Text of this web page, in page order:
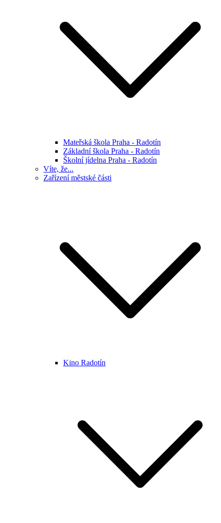
Mateřská škola Praha - Radotín
Základní škola Praha - Radotín
Školní jídelna Praha - Radotín
Víte, že...
Zařízení městské části
Kino Radotín